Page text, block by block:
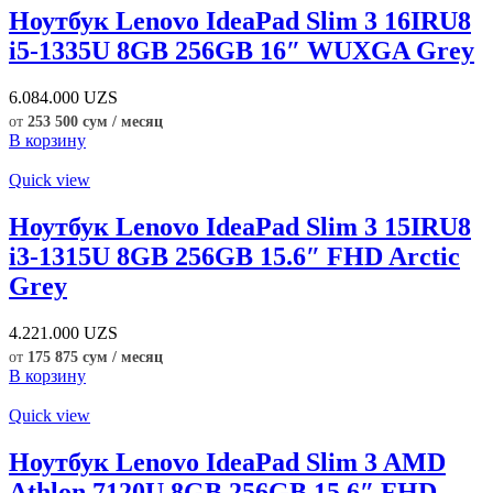
Ноутбук Lenovo IdeaPad Slim 3 16IRU8
i5-1335U 8GB 256GB 16″ WUXGA Grey
6.084.000 UZS
от 253 500 сум / месяц
В корзину
Quick view
Ноутбук Lenovo IdeaPad Slim 3 15IRU8
i3-1315U 8GB 256GB 15.6″ FHD Arctic
Grey
4.221.000 UZS
от 175 875 сум / месяц
В корзину
Quick view
Ноутбук Lenovo IdeaPad Slim 3 AMD